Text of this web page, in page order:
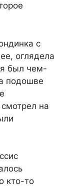
с
оглядела
я был чем-
подошве
на
кто-то